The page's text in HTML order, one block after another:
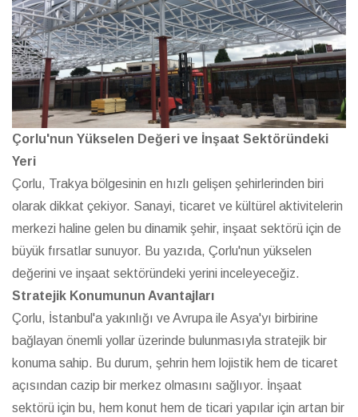
Çorlu'nun Yükselen Değeri ve İnşaat Sektöründeki
Yeri
Çorlu, Trakya bölgesinin en hızlı gelişen şehirlerinden biri
olarak dikkat çekiyor. Sanayi, ticaret ve kültürel aktivitelerin
merkezi haline gelen bu dinamik şehir, inşaat sektörü için de
büyük fırsatlar sunuyor. Bu yazıda, Çorlu'nun yükselen
değerini ve inşaat sektöründeki yerini inceleyeceğiz.
Stratejik Konumunun Avantajları
Çorlu, İstanbul'a yakınlığı ve Avrupa ile Asya'yı birbirine
bağlayan önemli yollar üzerinde bulunmasıyla stratejik bir
konuma sahip. Bu durum, şehrin hem lojistik hem de ticaret
açısından cazip bir merkez olmasını sağlıyor. İnşaat
sektörü için bu, hem konut hem de ticari yapılar için artan bir